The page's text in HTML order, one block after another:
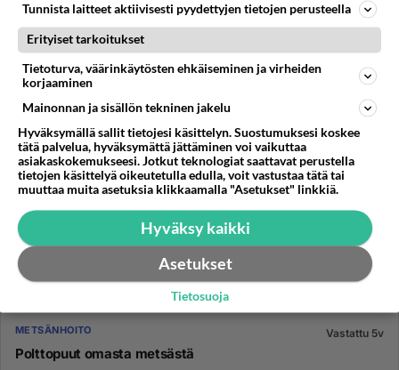
METSÄNHOITO Vastattu 5v
Polttopuut omasta metsästä
Tunnista laitteet aktiivisesti pyydettyjen tietojen perusteella
Erityiset tarkoitukset
Tietoturva, väärinkäytösten ehkäiseminen ja virheiden
korjaaminen
Mainonnan ja sisällön tekninen jakelu
Hyväksymällä sallit tietojesi käsittelyn. Suostumuksesi koskee
tätä palvelua, hyväksymättä jättäminen voi vaikuttaa
asiakaskokemukseesi. Jotkut teknologiat saattavat perustella
tietojen käsittelyä oikeutetulla edulla, voit vastustaa tätä tai
muuttaa muita asetuksia klikkaamalla "Asetukset" linkkiä.
Hyväksy kaikki
Asetukset
Tietosuoja